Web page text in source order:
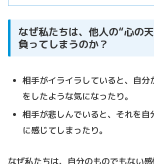
なぜ私たちは、他人の“心の
負ってしまうのか？
相手がイライラしていると、自分
をしたような気になったり。
相手が悲しんでいると、それを自
に感じてしまったり。
なぜ私たちは、自分のものでもない